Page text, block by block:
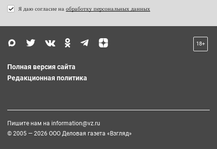
Я даю согласие на обработку персональных данных
18+
Полная версия сайта
Редакционная политика
Пишите нам на information@vz.ru
© 2005 — 2026 ООО Деловая газета «Взгляд»